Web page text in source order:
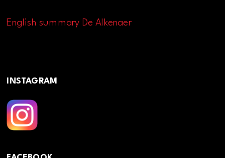
English summary De Alkenaer
INSTAGRAM